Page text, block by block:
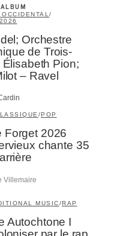
/
2026
Orchestre
de Trois-
Élisabeth Pion;
– Ravel
/POP
Forget 2026
chante 35
Villemaire
MUSIC/RAP
Autochtone I